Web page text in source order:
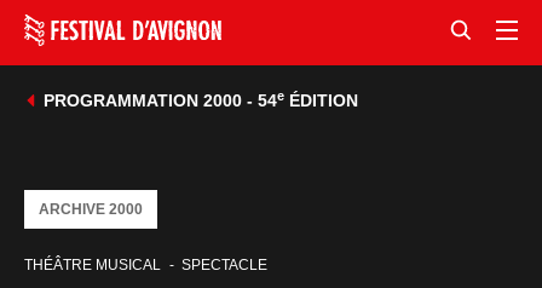
PROGRAMMATION 2000 - 54eÉDITION
THÉÂTRE MUSICAL SPECTACLE
ARCHIVE 2000